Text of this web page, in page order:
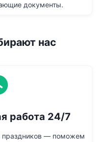
документы.
нас
работа 24/7
праздников — поможем